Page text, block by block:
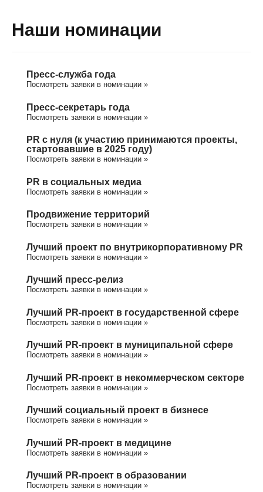
Наши номинации
Пресс-служба года
Посмотреть заявки в номинации »
Пресс-секретарь года
Посмотреть заявки в номинации »
PR с нуля (к участию принимаются проекты,
стартовавшие в 2025 году)
Посмотреть заявки в номинации »
PR в социальных медиа
Посмотреть заявки в номинации »
Продвижение территорий
Посмотреть заявки в номинации »
Лучший проект по внутрикорпоративному PR
Посмотреть заявки в номинации »
Лучший пресс-релиз
Посмотреть заявки в номинации »
Лучший PR-проект в государственной сфере
Посмотреть заявки в номинации »
Лучший PR-проект в муниципальной сфере
Посмотреть заявки в номинации »
Лучший PR-проект в некоммерческом секторе
Посмотреть заявки в номинации »
Лучший социальный проект в бизнесе
Посмотреть заявки в номинации »
Лучший PR-проект в медицине
Посмотреть заявки в номинации »
Лучший PR-проект в образовании
Посмотреть заявки в номинации »